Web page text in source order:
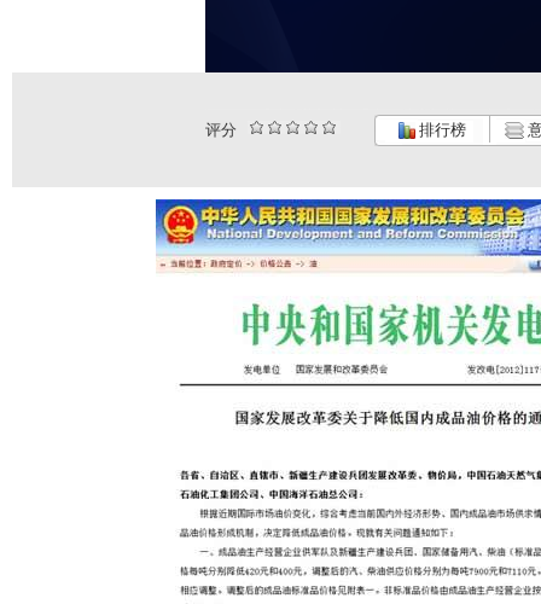
评分 排行榜